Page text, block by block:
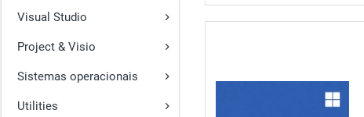
Visual Studio
Project & Visio
Sistemas operacionais
Utilities